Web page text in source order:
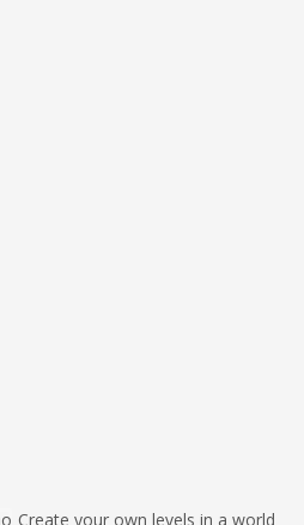
Create your own levels in a world